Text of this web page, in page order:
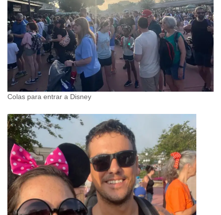
Colas para entrar a Disney